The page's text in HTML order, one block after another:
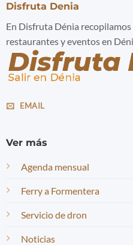
Disfruta Denia
En Disfruta Dénia
restaurantes y eventos en
EMAIL
Ver más
Agenda mensual
Ferry a Formentera
Servicio de dron
Noticias